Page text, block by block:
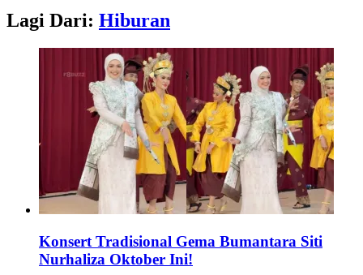
Lagi Dari: Hiburan
Konsert Tradisional Gema Bumantara Siti
Nurhaliza Oktober Ini!